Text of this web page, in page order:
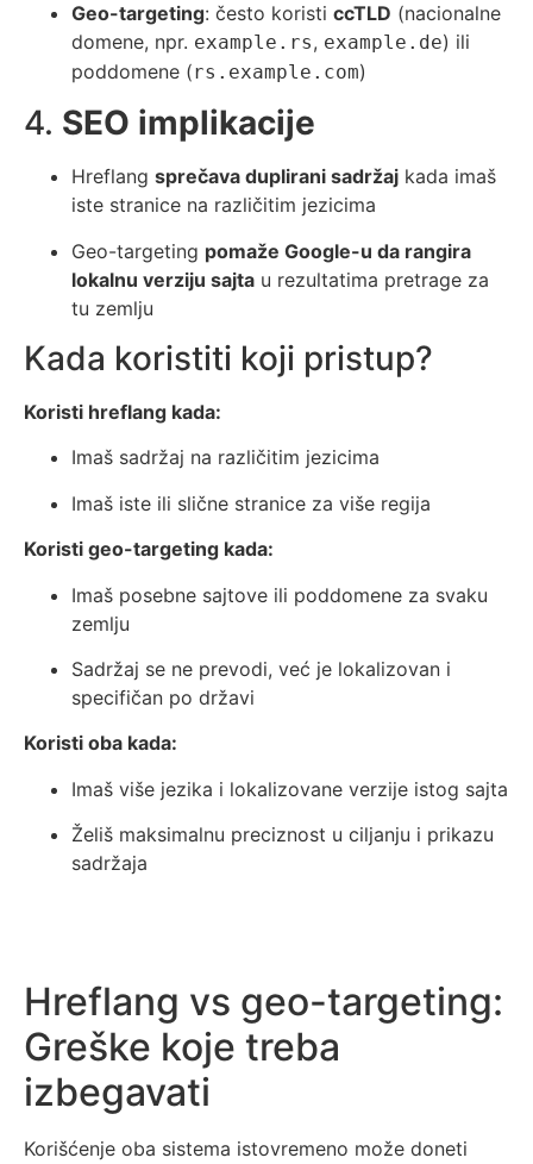
Geo-targeting: često koristi ccTLD (nacionalne
domene, npr. example.rs, example.de) ili
poddomene (rs.example.com)
4. SEO implikacije
Hreflang sprečava duplirani sadržaj kada imaš
iste stranice na različitim jezicima
Geo-targeting pomaže Google-u da rangira
lokalnu verziju sajta u rezultatima pretrage za
tu zemlju
Kada koristiti koji pristup?
Koristi hreflang kada:
Imaš sadržaj na različitim jezicima
Imaš iste ili slične stranice za više regija
Koristi geo-targeting kada:
Imaš posebne sajtove ili poddomene za svaku
zemlju
Sadržaj se ne prevodi, već je lokalizovan i
specifičan po državi
Koristi oba kada:
Imaš više jezika i lokalizovane verzije istog sajta
Želiš maksimalnu preciznost u ciljanju i prikazu
sadržaja
Hreflang vs geo-targeting:
Greške koje treba
izbegavati
Korišćenje oba sistema istovremeno može doneti